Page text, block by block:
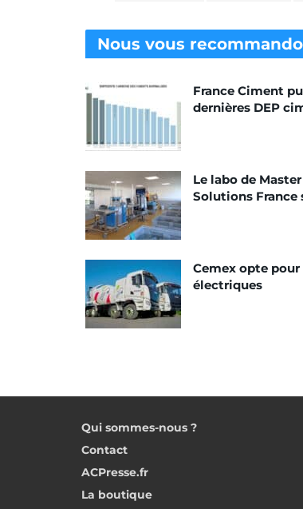
Nous vous
France Ciment
dernières DEP
Le labo de
Solutions France
Cemex opte
électriques
Qui sommes-nous ?
Contact
ACPresse.fr
La boutique